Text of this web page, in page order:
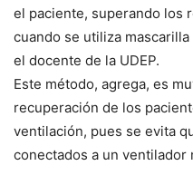
el paciente, superando los
cuando se utiliza mascarilla
el docente de la UDEP.
Este método, agrega, es
recuperación de los
ventilación, pues se evita
conectados a un ventilador